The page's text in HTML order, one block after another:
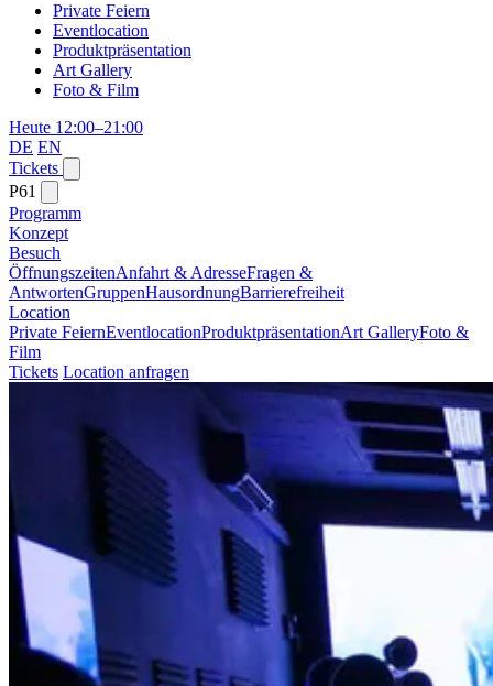
Private Feiern
Eventlocation
Produktpräsentation
Art Gallery
Foto & Film
Heute 12:00–21:00
DE EN
Tickets
P61
Programm
Konzept
Besuch
ÖffnungszeitenAnfahrt & AdresseFragen &
AntwortenGruppenHausordnungBarrierefreiheit
Location
Private FeiernEventlocationProduktpräsentationArt GalleryFoto &
Film
Tickets Location anfragen